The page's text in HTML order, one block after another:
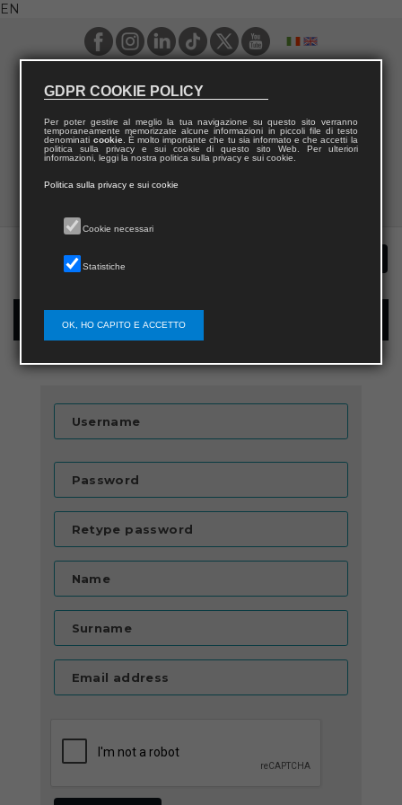
EN
New user registration
Username
Password
Retype password
Name
Surname
Email address
GDPR COOKIE POLICY
Per poter gestire al meglio la tua navigazione su questo sito verranno
temporaneamente memorizzate alcune informazioni in piccoli file di testo
denominati cookie. È molto importante che tu sia informato e che accetti la
politica sulla privacy e sui cookie di questo sito Web. Per ulteriori
informazioni, leggi la nostra politica sulla privacy e sui cookie.
Politica sulla privacy e sui cookie
Cookie necessari
Statistiche
OK, HO CAPITO E ACCETTO